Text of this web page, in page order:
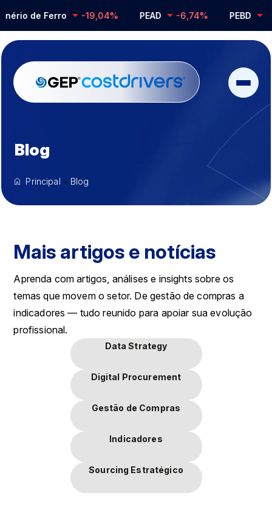
de Ferro -19,04% PEAD -6,74% PEBD -
Blog
Principal • Blog
Mais artigos e notícias
Aprenda com artigos, análises e insights sobre os
temas que movem o setor. De gestão de compras a
indicadores — tudo reunido para apoiar sua evolução
profissional.
Data Strategy
Digital Procurement
Gestão de Compras
Indicadores
Sourcing Estratégico